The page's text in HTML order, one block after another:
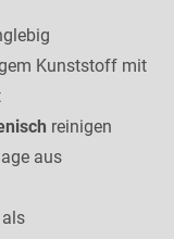
Kunststoff mit
reinigen
aus